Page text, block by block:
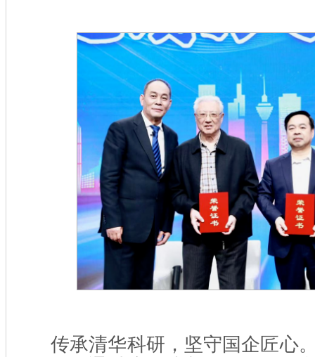
传承清华科研，坚守国企匠心